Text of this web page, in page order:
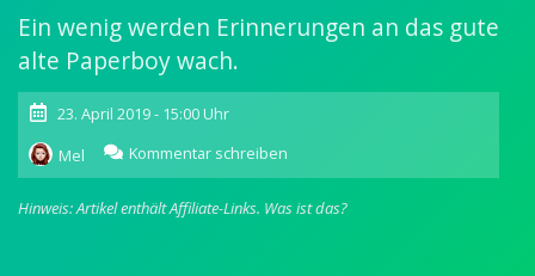
Ein wenig werden Erinnerungen an das gute
alte Paperboy wach.
23. April 2019 - 15:00 Uhr
Mel
Kommentar schreiben
The
VideoKid:
Lustiges
Hinweis: Artikel enthält Affiliate-Links. Was ist das?